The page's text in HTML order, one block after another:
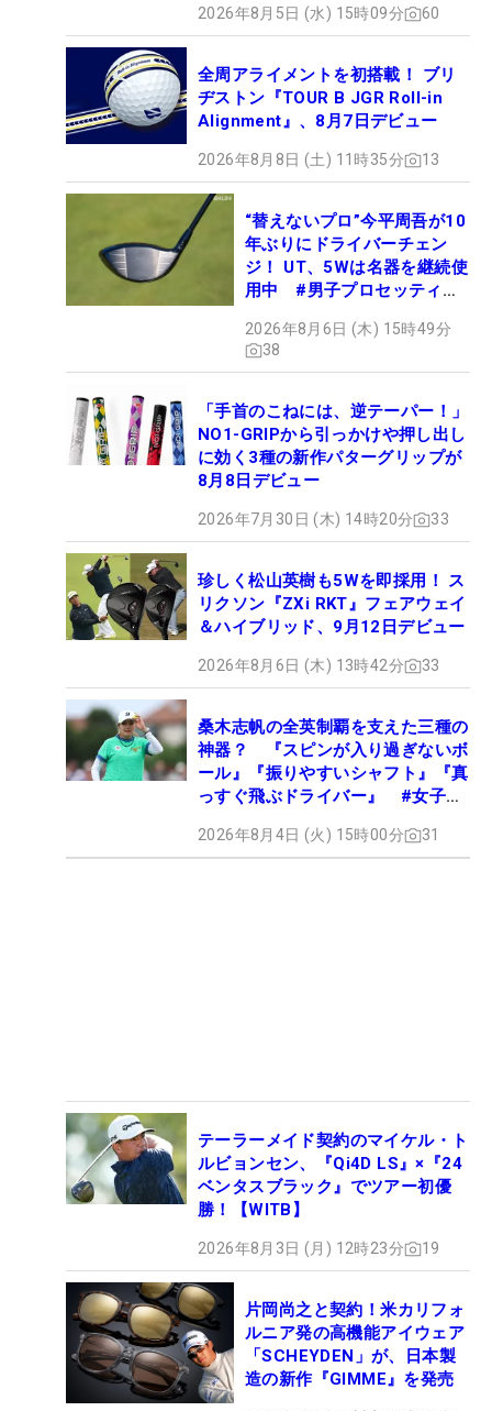
2026年8月5日 (水) 15時09分 60
全周アライメントを初搭載！ ブリ
ヂストン『TOUR B JGR Roll-in
Alignment』、8月7日デビュー
2026年8月8日 (土) 11時35分 13
“替えないプロ”今平周吾が10
年ぶりにドライバーチェン
ジ！ UT、5Wは名器を継続使
用中 #男子プロセッティン
2026年8月6日 (木) 15時49分
38
「手首のこねには、逆テーパー！」
NO1-GRIPから引っかけや押し出し
に効く3種の新作パターグリップが
8月8日デビュー
2026年7月30日 (木) 14時20分 33
珍しく松山英樹も5Wを即採用！ ス
リクソン『ZXi RKT』フェアウェイ
＆ハイブリッド、9月12日デビュー
2026年8月6日 (木) 13時42分 33
桑木志帆の全英制覇を支えた三種の
神器？ 『スピンが入り過ぎないボ
ール』『振りやすいシャフト』『真
っすぐ飛ぶドライバー』 #女子プ
2026年8月4日 (火) 15時00分 31
テーラーメイド契約のマイケル・ト
ルビョンセン、『Qi4D LS』×『24
ベンタスブラック』でツアー初優
勝！【WITB】
2026年8月3日 (月) 12時23分 19
片岡尚之と契約！米カリフォ
ルニア発の高機能アイウェア
「SCHEYDEN」が、日本製
造の新作『GIMME』を発売